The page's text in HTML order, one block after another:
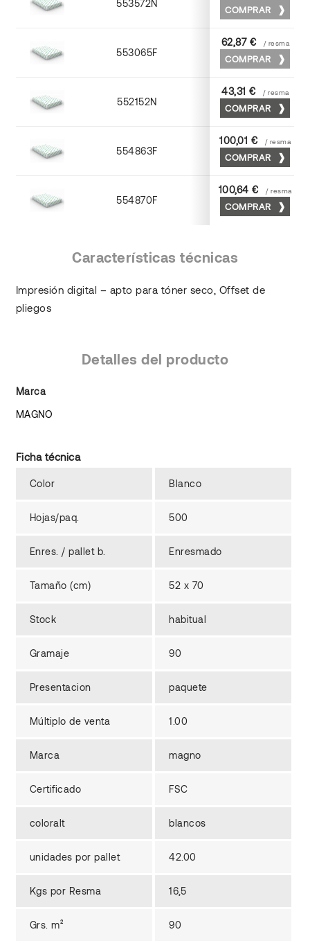
553572N
COMPRAR
553065F 65 x 90
62,87 € / resma
COMPRAR
552152N 52 x 70
43,31 € / resma
COMPRAR
554863F 63 x 88
100,01 € / resma
COMPRAR
554870F 70 x 100
100,64 € / resma
COMPRAR
Características técnicas
Impresión digital – apto para tóner seco, Offset de
pliegos
Detalles del producto
Marca
MAGNO
Ficha técnica
Color Blanco
Hojas/paq. 500
Enres. / pallet b. Enresmado
Tamaño (cm) 52 x 70
Stock habitual
Gramaje 90
Presentacion paquete
Múltiplo de venta 1.00
Marca magno
Certificado FSC
coloralt blancos
unidades por pallet 42.00
Kgs por Resma 16,5
Grs. m² 90